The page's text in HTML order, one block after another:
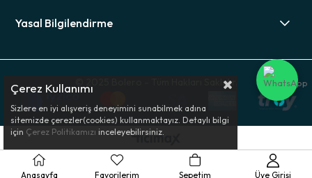
Yasal Bilgilendirme
© 2025 Bolero - Tüm Hakları Saklıdır.
Çerez Kullanımı
Sizlere en iyi alışveriş deneyimini sunabilmek adına
sitemizde çerezler(cookies) kullanmaktayız. Detaylı bilgi
için Çerez Politikamızı inceleyebilirsiniz.
Anasayfa Favorilerim Sepetim Üye Girişi